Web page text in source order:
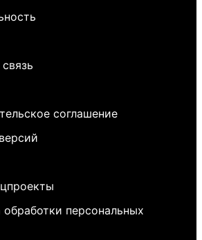
соглашение
персональных